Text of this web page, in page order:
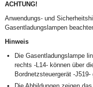
ACHTUNG!
Anwendungs- und
Gasentladungslampen
Hinweis
Die Gasentladungslampe
rechts -L14- können über
Bordnetzsteuergerät -J519-